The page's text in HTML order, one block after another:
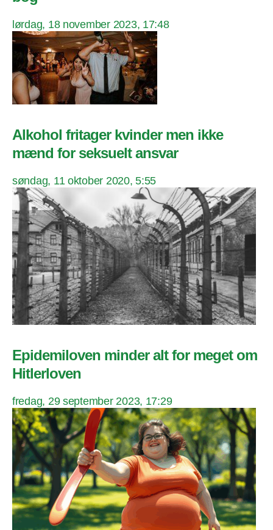
lørdag, 18 november 2023, 17:48
Alkohol fritager kvinder men ikke
mænd for seksuelt ansvar
søndag, 11 oktober 2020, 5:55
Epidemiloven minder alt for meget om
Hitlerloven
fredag, 29 september 2023, 17:29